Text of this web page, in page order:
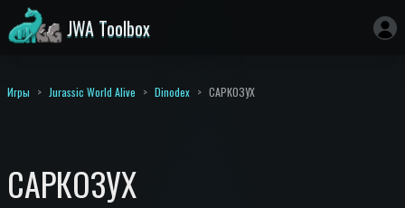
JWA Toolbox
Игры Jurassic World Alive Dinodex САРКОЗУХ
САРКОЗУХ